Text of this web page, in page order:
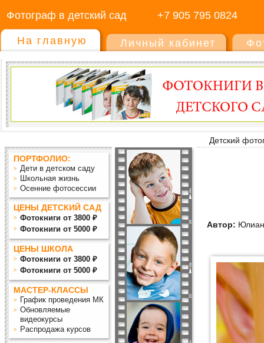
Фотограф в детский сад +7 905 795 0824
На главную Личный кабинет
Детский
ПОРТФОЛИО:
Дети в детском саду
Школьная жизнь
Осенние фотосессии
ЦЕНЫ ДЕТСКИЙ САД
Фотокниги от 3800 ₽
Фотокниги от 5000 ₽
ЦЕНЫ ШКОЛА
Фотокниги от 3800 ₽
Фотокниги от 5000 ₽
МАСТЕР-КЛАССЫ
График проведения МК
Обновляемые
видеокурсы
Распродажа курсов
Автор: